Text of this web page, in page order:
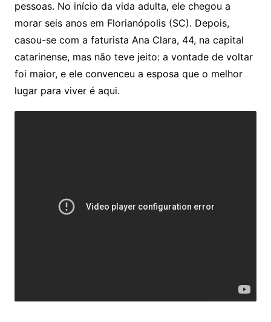
pessoas. No início da vida adulta, ele chegou a
morar seis anos em Florianópolis (SC). Depois,
casou-se com a faturista Ana Clara, 44, na capital
catarinense, mas não teve jeito: a vontade de voltar
foi maior, e ele convenceu a esposa que o melhor
lugar para viver é aqui.